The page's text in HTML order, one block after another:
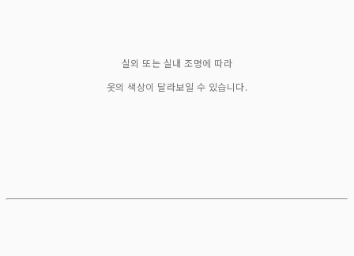
실외 또는 실내 조명에 따라
옷의 색상이 달라보일 수 있습니다.